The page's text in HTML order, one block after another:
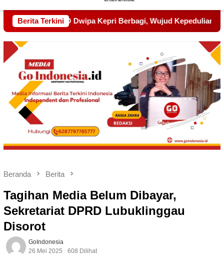
Mobile
Berita Terkini
Kepedulian kepada Pondok Tahfidz Yatim dan Dhuafa Al-
Beranda Berita
Tagihan Media Belum Dibayar,
Sekretariat DPRD Lubuklinggau
Disorot
GoIndonesia
26 Mei 2025
608 Dilihat